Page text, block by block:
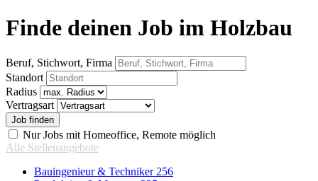
Finde deinen Job im Holzbau
Beruf, Stichwort, Firma
Standort
Radius
Vertragsart
Nur Jobs mit Homeoffice, Remote möglich
Alle Stellenangebote
Bauingenieur & Techniker 256